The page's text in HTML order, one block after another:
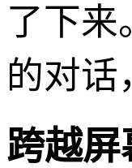
了下来
的对话
跨越屏